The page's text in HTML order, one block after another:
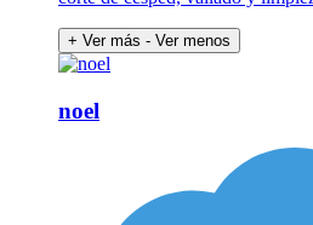
+ Ver más - Ver menos
noel